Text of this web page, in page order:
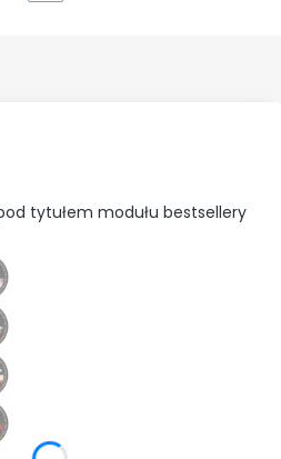
tytułem modułu bestsellery